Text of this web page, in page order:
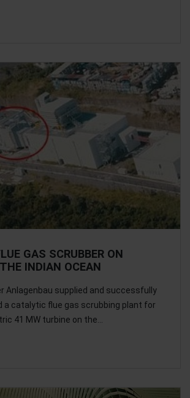
GAS SCRUBBER ON
INDIAN OCEAN
Anlagenbau supplied and successfully
a catalytic flue gas scrubbing plant for
41 MW turbine on the…